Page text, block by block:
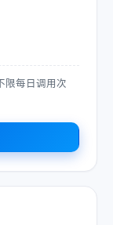
限每日调用次